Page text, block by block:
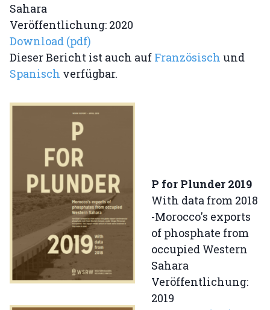
Sahara
Veröffentlichung: 2020
Download (pdf)
Dieser Bericht ist auch auf Französisch und
Spanisch verfügbar.
P for Plunder 2019
With data from 2018
-Morocco's exports
of phosphate from
occupied Western
Sahara
Veröffentlichung:
2019